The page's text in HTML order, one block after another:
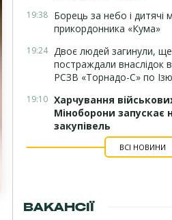
19:38 Борець за небо і дитячі
прикордонника «Кума»
19:24 Двоє людей загинули,
постраждали внаслідок
РСЗВ «Торнадо-С» по
19:10 Харчування
Міноборони запускає
закупівель
ВСІ НОВИНИ
ВАКАНСІЇ